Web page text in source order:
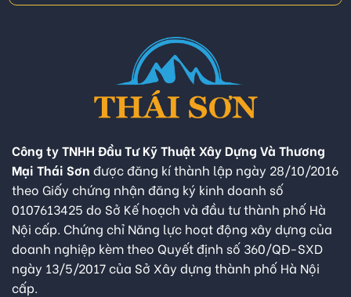
Công ty TNHH Đầu Tư Kỹ Thuật Xây Dựng Và Thương
Mại Thái Sơn được đăng kí thành lập ngày 28/10/2016
theo Giấy chứng nhận đăng ký kinh doanh số
0107613425 do Sở Kế hoạch và đầu tư thành phố Hà
Nội cấp. Chứng chỉ Năng lực hoạt động xây dựng của
doanh nghiệp kèm theo Quyết định số 360/QĐ-SXD
ngày 13/5/2017 của Sở Xây dựng thành phố Hà Nội
cấp.